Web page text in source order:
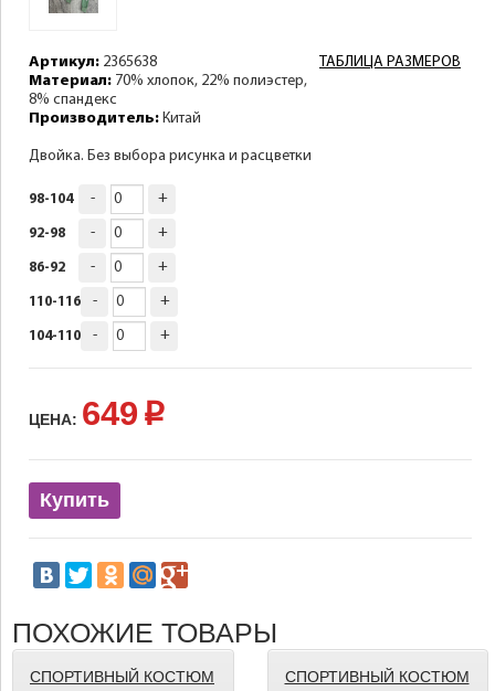
ТАБЛИЦА РАЗМЕРОВ
Артикул: 2365638
Материал: 70% хлопок, 22% полиэстер,
8% спандекс
Производитель: Китай
Двойка. Без выбора рисунка и расцветки
98-104 - +
92-98 - +
86-92 - +
110-116 - +
104-110 - +
ЦЕНА: 649 p
Купить
ПОХОЖИЕ ТОВАРЫ
СПОРТИВНЫЙ КОСТЮМ
СПОРТИВНЫЙ КОСТЮМ